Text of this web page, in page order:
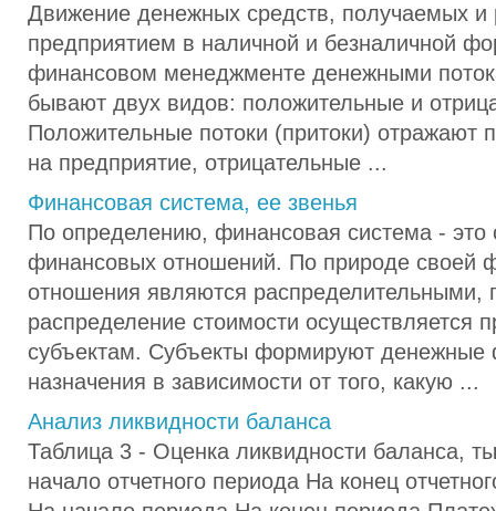
Движение денежных средств, получаемых и
предприятием в наличной и безналичной
финансовом менеджменте денежными
бывают двух видов: положительные и
Положительные потоки (притоки) отражают
на предприятие, отрицательные ...
Финансовая система, ее звенья
По определению, финансовая система - это
финансовых отношений. По природе своей
отношения являются распределительными,
распределение стоимости осуществляется
субъектам. Субъекты формируют денежные
назначения в зависимости от того, какую ...
Анализ ликвидности баланса
Таблица 3 - Оценка ликвидности баланса,
начало отчетного периода На конец